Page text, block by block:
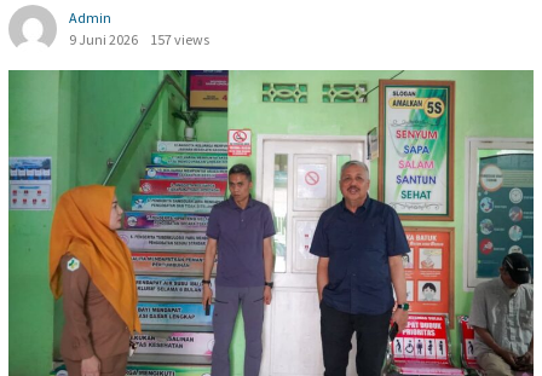
Admin
9 Juni 2026
157 views